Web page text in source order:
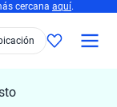
cercana aquí.